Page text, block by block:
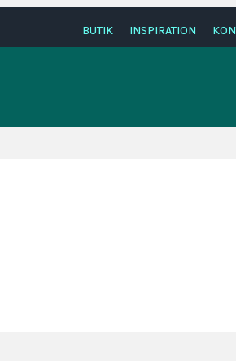
BUTIK INSPIRATION